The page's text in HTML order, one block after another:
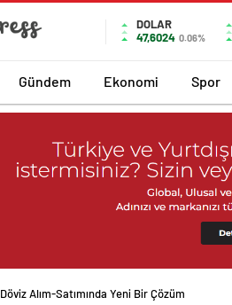
DOLAR
47,6024 0.06%
Gündem Ekonomi Spor
Döviz Alım-Satımında Yeni Bir Çözüm